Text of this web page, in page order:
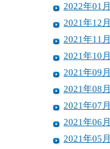
2022年01月
2021年12月
2021年11月
2021年10月
2021年09月
2021年08月
2021年07月
2021年06月
2021年05月